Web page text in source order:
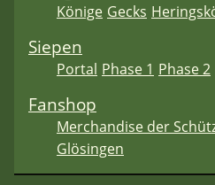
Könige Gecks
Siepen
Portal Phase 1 Phase 2
Fanshop
Merchandise der
Glösingen